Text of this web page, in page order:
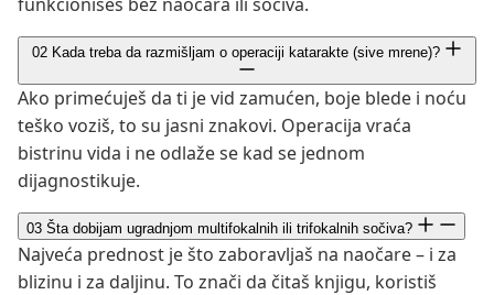
02 Kada treba da razmišljam o operaciji katarakte (sive mrene)?
Ako primećuješ da ti je vid zamućen, boje blede i noću
teško voziš, to su jasni znakovi. Operacija vraća
bistrinu vida i ne odlaže se kad se jednom
dijagnostikuje.
03 Šta dobijam ugradnjom multifokalnih ili trifokalnih sočiva?
Najveća prednost je što zaboravljaš na naočare – i za
blizinu i za daljinu. To znači da čitaš knjigu, koristiš